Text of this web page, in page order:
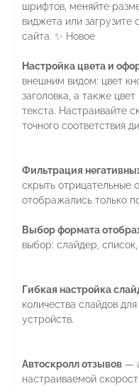
шрифтов, меняйте
виджета или
сайта. ✨ Новое
Настройка цвета и
внешним видом: цвет
заголовка, а также
текста. Настраивайте
точного соответствия
Фильтрация
скрыть отрицательные
отображались только
Выбор формата
выбор: слайдер,
Гибкая настройка
количества слайдов
устройств.
Автоскролл отзывов —
настраиваемой